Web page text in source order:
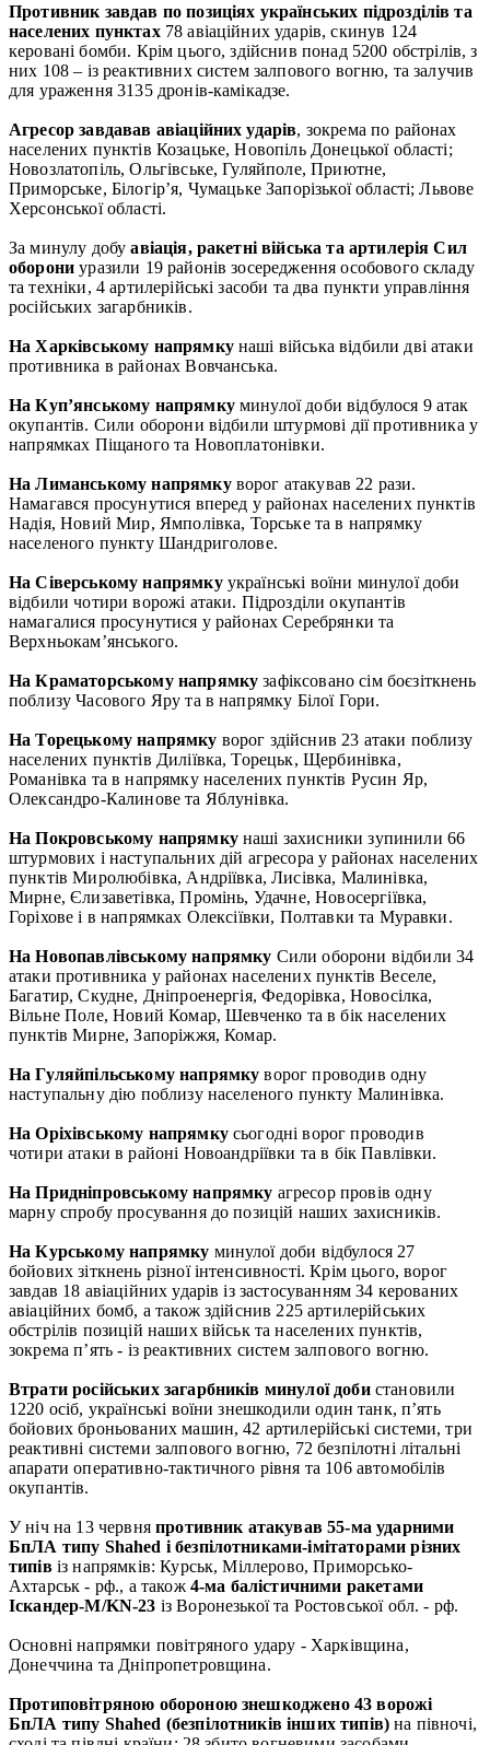
Противник завдав по позиціях українських підрозділів та
населених пунктах78 авіаційних ударів, скинув 124
керовані бомби. Крім цього, здійснив понад 5200 обстрілів, з
них 108 – із реактивних систем залпового вогню, та залучив
для ураження 3135 дронів-камікадзе.
Агресор завдавав авіаційних ударів, зокрема по районах
населених пунктів Козацьке, Новопіль Донецької області;
Новозлатопіль, Ольгівське, Гуляйполе, Приютне,
Приморське, Білогір’я, Чумацьке Запорізької області; Львове
Херсонської області.
За минулу добуавіація, ракетні війська та артилерія Сил
оборони уразили 19 районів зосередження особового складу
та техніки, 4 артилерійські засоби та два пункти управління
російських загарбників.
На Харківському напрямкунаші війська відбили дві атаки
противника в районах Вовчанська.
На Куп’янському напрямку минулої доби відбулося 9 атак
окупантів. Сили оборони відбили штурмові дії противника у
напрямках Піщаного та Новоплатонівки.
На Лиманському напрямкуворог атакував 22 рази.
Намагався просунутися вперед у районах населених пунктів
Надія, Новий Мир, Ямполівка, Торське та в напрямку
населеного пункту Шандриголове.
На Сіверському напрямкуукраїнські воїни минулої доби
відбили чотири ворожі атаки. Підрозділи окупантів
намагалися просунутися у районах Серебрянки та
Верхньокам’янського.
На Краматорському напрямку зафіксовано сім боєзіткнень
поблизу Часового Яру та в напрямку Білої Гори.
На Торецькому напрямку ворог здійснив 23 атаки поблизу
населених пунктів Диліївка, Торецьк, Щербинівка,
Романівка та в напрямку населених пунктів Русин Яр,
Олександро-Калинове та Яблунівка.
На Покровському напрямкунаші захисники зупинили 66
штурмових і наступальних дій агресора у районах населених
пунктів Миролюбівка, Андріївка, Лисівка, Малинівка,
Мирне, Єлизаветівка, Промінь, Удачне, Новосергіївка,
Горіхове і в напрямках Олексіївки, Полтавки та Муравки.
На Новопавлівському напрямку Сили оборони відбили 34
атаки противника у районах населених пунктів Веселе,
Багатир, Скудне, Дніпроенергія, Федорівка, Новосілка,
Вільне Поле, Новий Комар, Шевченко та в бік населених
пунктів Мирне, Запоріжжя, Комар.
На Гуляйпільському напрямкуворог проводив одну
наступальну дію поблизу населеного пункту Малинівка.
На Оріхівському напрямкусьогодні ворог проводив
чотири атаки в районі Новоандріївки та в бік Павлівки.
На Придніпровському напрямку агресор провів одну
марну спробу просування до позицій наших захисників.
На Курському напрямку минулої доби відбулося 27
бойових зіткнень різної інтенсивності. Крім цього, ворог
завдав 18 авіаційних ударів із застосуванням 34 керованих
авіаційних бомб, а також здійснив 225 артилерійських
обстрілів позицій наших військ та населених пунктів,
зокрема п’ять - із реактивних систем залпового вогню.
Втрати російських загарбників минулої доби становили
1220 осіб, українські воїни знешкодили один танк, п’ять
бойових броньованих машин, 42 артилерійські системи, три
реактивні системи залпового вогню, 72 безпілотні літальні
апарати оперативно-тактичного рівня та 106 автомобілів
окупантів.
У ніч на 13 червняпротивник атакував 55-ма ударними
БпЛА типу Shahed і безпілотниками-імітаторами різних
типівіз напрямків: Курськ, Міллерово, Приморсько-
Ахтарськ - рф., а також 4-ма балістичними ракетами
Іскандер-М/KN-23 із Воронезької та Ростовської обл. - рф.
Основні напрямки повітряного удару - Харківщина,
Донеччина та Дніпропетровщина.
Протиповітряною обороною знешкоджено 43 ворожі
БпЛА типу Shahed (безпілотників інших типів) на півночі,